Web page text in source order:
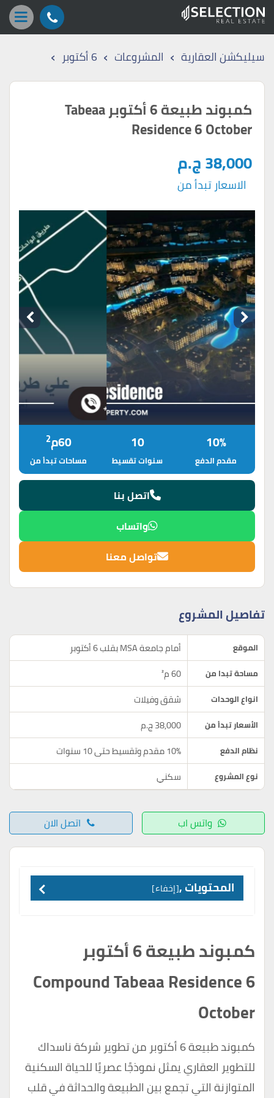
سيليكشن العقارية › المشروعات › 6 أكتوبر ›
كمبوند طبيعة 6 أكتوبر Tabeaa
Residence 6 October
38,000 ج.م
الاسعار تبدأ من
10%
مقدم الدفع
10
سنوات تقسيط
60م 2
مساحات تبدأ من
اتصل بنا
واتساب
تواصل معنا
تفاصيل المشروع
الموقع أمام جامعة MSA بقلب 6 أكتوبر
مساحة تبدا من 60 م²
انواع الوحدات شقق وفيلات
الأسعار تبدأ من 38,000 ج.م
نظام الدفع 10% مقدم وتقسيط حتى 10 سنوات
نوع المشروع سكني
واتس اب اتصل الان
المحتويات , إخفاء
كمبوند طبيعة 6 أكتوبر
Compound Tabeaa Residence 6
October
كمبوند طبيعة 6 أكتوبر من تطوير شركة ناسداك
للتطوير العقاري يمثل نموذجًا عصريًا للحياة السكنية
المتوازنة التي تجمع بين الطبيعة والحداثة في قلب